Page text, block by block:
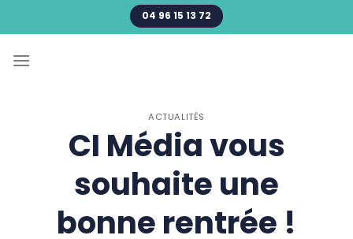
au
04 96 15 13 72
ACTUALITÉS
CI Média vous
souhaite une
bonne rentrée !